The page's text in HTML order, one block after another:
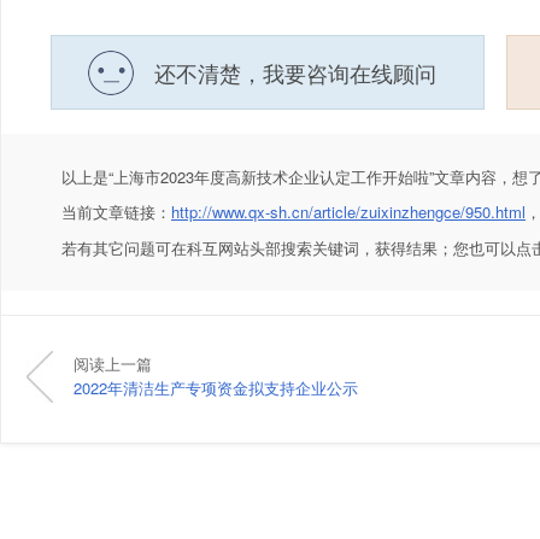
还不清楚，我要咨询在线顾问
以上是“上海市2023年度高新技术企业认定工作开始啦”文章内容，想
当前文章链接： http://www.qx-sh.cn/article/zuixinzhengce/950.html
若有其它问题可在科互网站头部搜索关键词，获得结果；您也可以点
阅读上一篇
2022年清洁生产专项资金拟支持企业公示